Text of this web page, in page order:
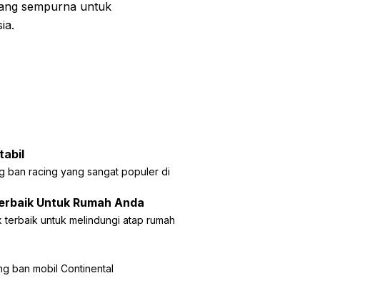
sempurna untuk
ban racing yang sangat populer di
Untuk Rumah Anda
untuk melindungi atap rumah
ban mobil Continental